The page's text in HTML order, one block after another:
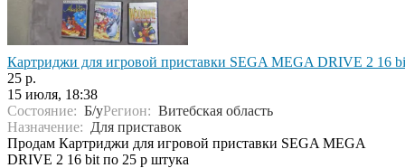
Картриджи для игровой приставки SEGA MEGA DRIVE 2 16
25 р.
15 июля, 18:38
Состояние: Б/уРегион: Витебская область
Назначение: Для приставок
Продам Картриджи для игровой приставки SEGA MEGA
DRIVE 2 16 bit по 25 р штука